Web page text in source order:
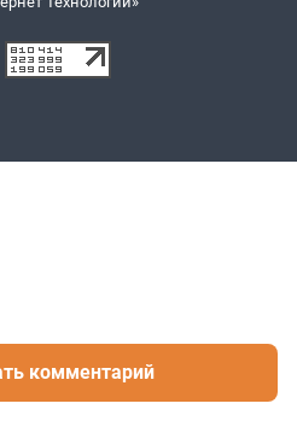
комментарий